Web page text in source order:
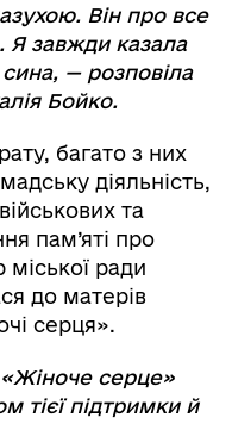
Він про все
Я завжди казала
— розповіла
Бойко.
багато з них
діяльність,
та
пам’яті про
міської ради
до матерів
серця».
серце»
тієї підтримки й